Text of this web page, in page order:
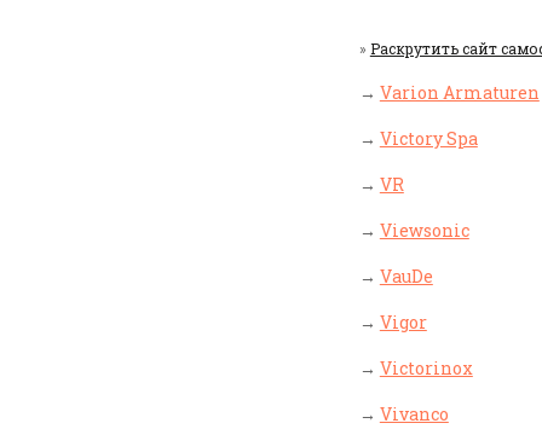
» Раскрутить сайт
→ Varion Armaturen
→ Victory Spa
→ VR
→ Viewsonic
→ VauDe
→ Vigor
→ Victorinox
→ Vivanco